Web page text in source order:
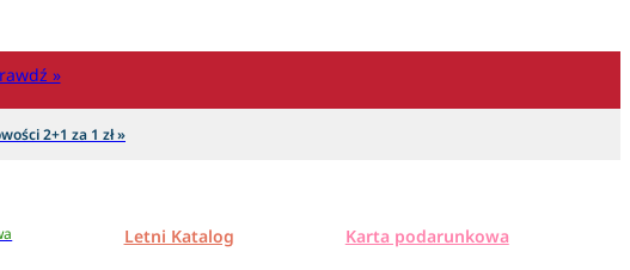
»
2+1 za 1 zł »
Letni Katalog Karta podarunkowa